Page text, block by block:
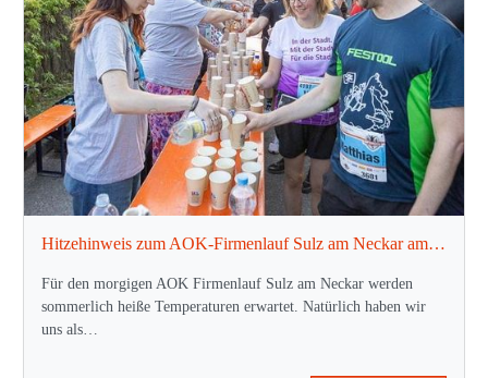
Hitzehinweis zum AOK-Firmenlauf Sulz am Neckar am Mittwoch
Für den morgigen AOK Firmenlauf Sulz am Neckar werden
sommerlich heiße Temperaturen erwartet. Natürlich haben wir
uns als…